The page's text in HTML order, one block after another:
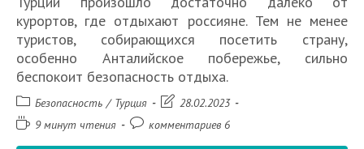
курортов, где отдыхают россияне. Тем не менее
туристов, собирающихся посетить страну,
особенно Анталийское побережье, сильно
беспокоит безопасность отдыха.
Рубрика
записи:
Безопасность / Турция
Запись28.02.2023
Время9 минут чтения
Комментарии
комментариев 6